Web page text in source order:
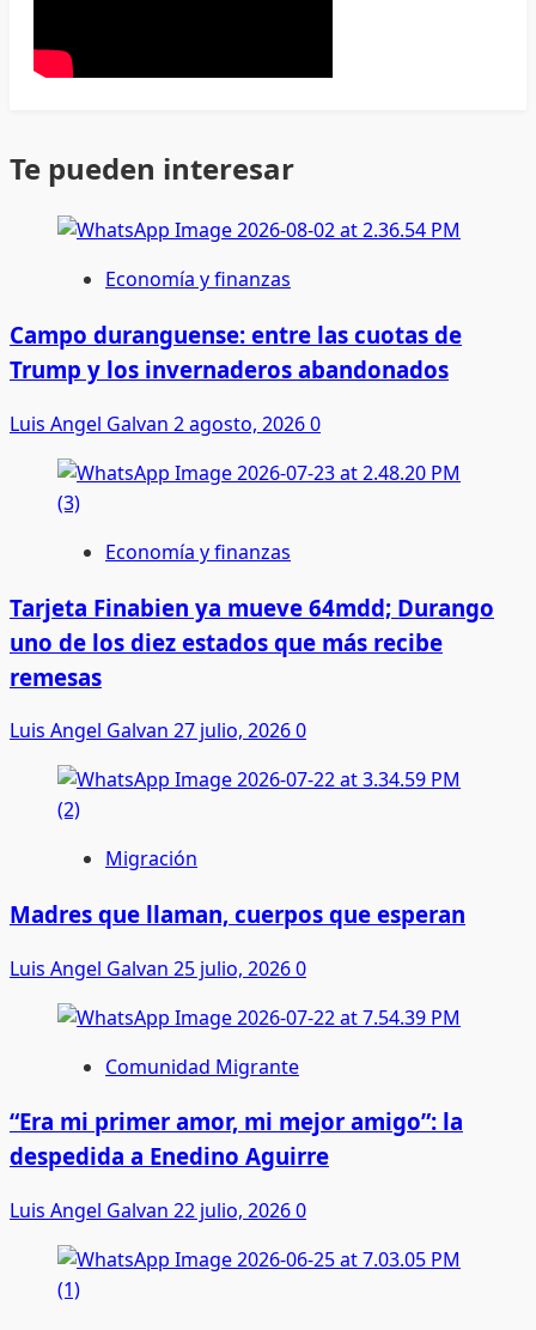
Te pueden interesar
Economía y finanzas
Campo duranguense: entre las cuotas de
Trump y los invernaderos abandonados
Luis Angel Galvan 2 agosto, 20260
Economía y finanzas
Tarjeta Finabien ya mueve 64mdd; Durango
uno de los diez estados que más recibe
remesas
Luis Angel Galvan 27 julio, 20260
Migración
Madres que llaman, cuerpos que esperan
Luis Angel Galvan 25 julio, 20260
Comunidad Migrante
“Era mi primer amor, mi mejor amigo”: la
despedida a Enedino Aguirre
Luis Angel Galvan 22 julio, 20260